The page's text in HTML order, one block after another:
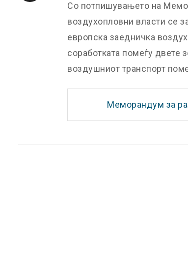
Со потпишувањето на
воздухопловни власти се
европска заедничка
соработката помеѓу двете
воздушниот транспорт
Меморандум за